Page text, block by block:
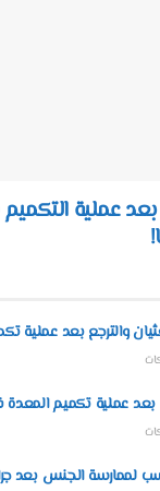
عملية
عملية تكميم المعدة
لممارسة الجنس بعد